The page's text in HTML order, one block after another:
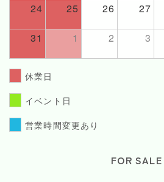
24 25 26 27
31 1 2 3
休業日
イベント日
営業時間変更あり
FOR SALE